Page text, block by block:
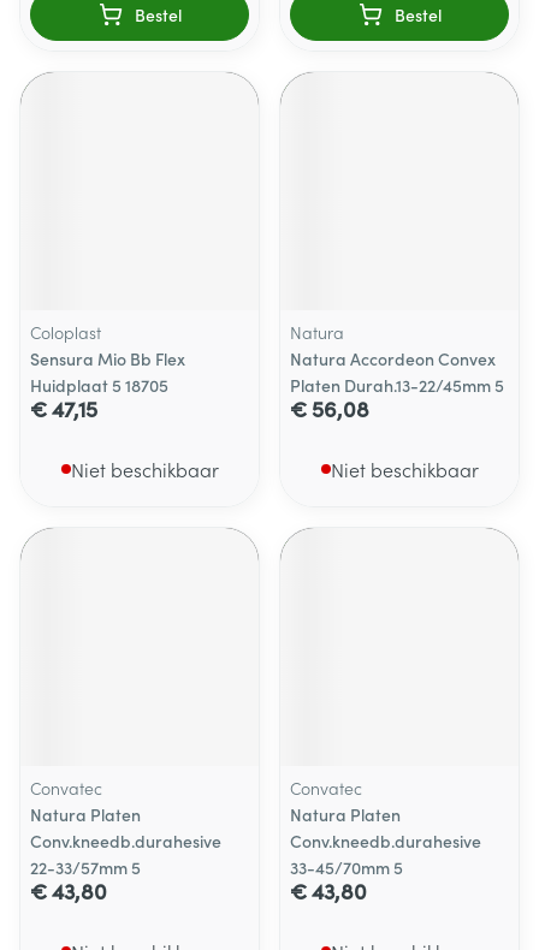
Bestel Bestel
Coloplast
Sensura Mio Bb Flex
Huidplaat 5 18705
€ 47,15
Niet beschikbaar
Natura
Natura Accordeon Convex
Platen Durah.13-22/45mm 5
€ 56,08
Niet beschikbaar
Convatec
Natura Platen
Conv.kneedb.durahesive
22-33/57mm 5
€ 43,80
Convatec
Natura Platen
Conv.kneedb.durahesive
33-45/70mm 5
€ 43,80